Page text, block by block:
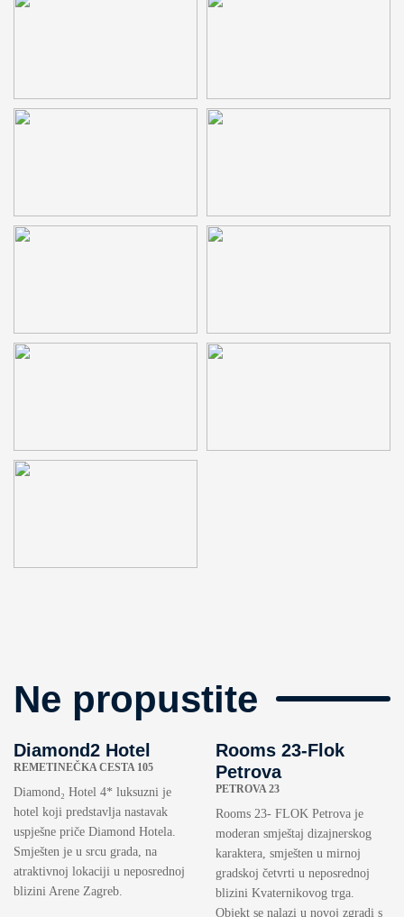
Ne propustite
Diamond2 Hotel
REMETINEČKA CESTA 105
Diamond₂ Hotel 4* luksuzni je
hotel koji predstavlja nastavak
uspješne priče Diamond Hotela.
Smješten je u srcu grada, na
atraktivnoj lokaciji u neposrednoj
blizini Arene Zagreb.
Rooms 23-Flok
Petrova
PETROVA 23
Rooms 23- FLOK Petrova je
moderan smještaj dizajnerskog
karaktera, smješten u mirnoj
gradskoj četvrti u neposrednoj
blizini Kvaternikovog trga.
Objekt se nalazi u novoj zgradi s